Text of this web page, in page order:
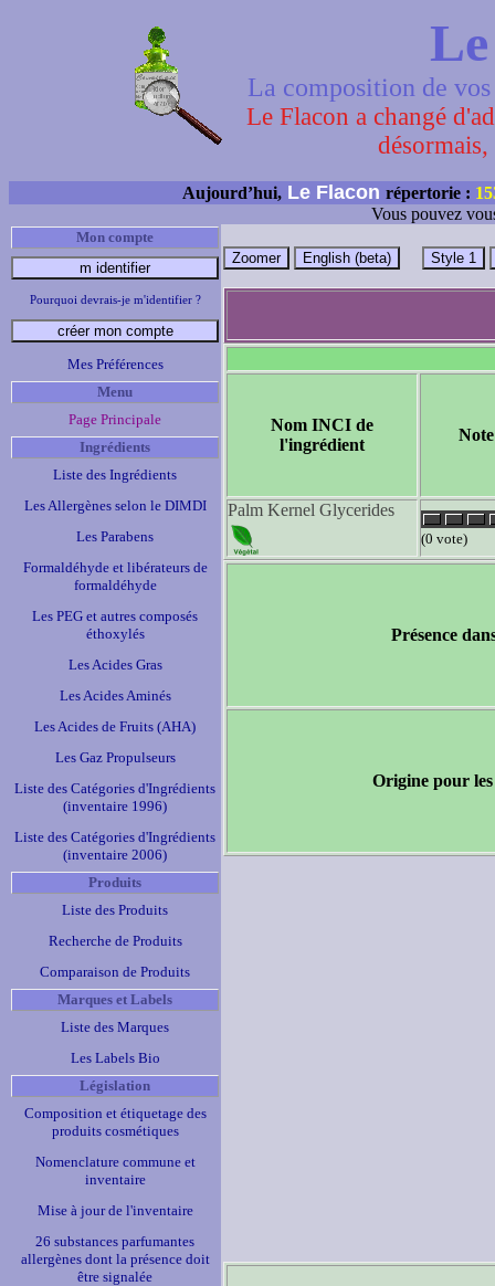
La composition de
Le Flacon a changé
Aujourd’hui, Le Flacon répertorie :
Vous pouvez
Mon compte
Pourquoi devrais-je m'identifier ?
Mes Préférences
Menu
Page Principale
Ingrédients
Liste des Ingrédients
Les Allergènes selon le DIMDI
Les Parabens
Formaldéhyde et libérateurs de
formaldéhyde
Les PEG et autres composés
éthoxylés
Les Acides Gras
Les Acides Aminés
Les Acides de Fruits (AHA)
Les Gaz Propulseurs
Liste des Catégories d'Ingrédients
(inventaire 1996)
Liste des Catégories d'Ingrédients
(inventaire 2006)
Produits
Liste des Produits
Recherche de Produits
Comparaison de Produits
Marques et Labels
Liste des Marques
Les Labels Bio
Législation
Composition et étiquetage des
produits cosmétiques
Nomenclature commune et
inventaire
Mise à jour de l'inventaire
26 substances parfumantes
allergènes dont la présence doit
être signalée
Nom INCI de
l'ingrédient
Note
Palm Kernel Glycerides
(0 vote)
Présence
Origine pour les